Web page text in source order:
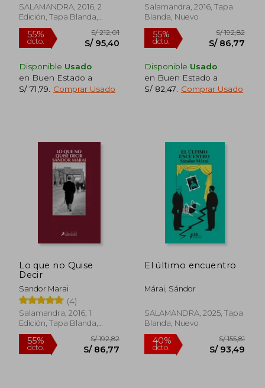
SALAMANDRA, 2016, 2
Edición, Tapa Blanda,
Nuevo
Disponible Usado
en Buen Estado a
S/ 71,79
Comprar Usado
Salamandra, 2016, Tapa
Blanda, Nuevo
Disponible Usado
en Buen Estado a
S/ 82,47
Comprar Usado
Lo que no Quise
Decir
Sandor Marai
(4)
Salamandra, 2016, 1
Edición, Tapa Blanda,
Nuevo
El último encuentro
Márai, Sándor
SALAMANDRA, 2025, Tapa
Blanda, Nuevo